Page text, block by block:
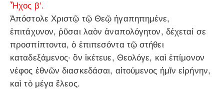
Ἦχος β’.
Ἀπόστολε Χριστῷ τῷ Θεῷ ἠγαπηπημένε,
ἐπιτάχυνον, ῥῦσαι λαὸν ἀναπολόγητον, δέχεταί σε
προσπίπτοντα, ὁ ἐπιπεσόντα τῷ στήθει
καταδεξάμενος· ὃν ἱκέτευε, Θεολόγε, καὶ ἐπίμονον
νέφος ἐθνῶν διασκεδάσαι, αἰτούμενος ἡμῖν εἰρήνην,
καὶ τὸ μέγα ἔλεος.